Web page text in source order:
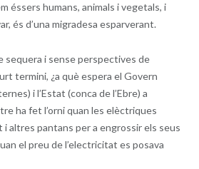
éssers humans, animals i vegetals, i
és d’una migradesa esparverant.
sequera i sense perspectives de
termini, ¿a què espera el Govern
i l’Estat (conca de l’Ebre) a
ha fet l’orni quan les elèctriques
i altres pantans per a engrossir els seus
el preu de l’electricitat es posava